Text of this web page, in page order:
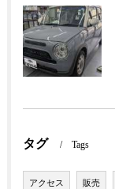
タグ Tags
アクセス 販売